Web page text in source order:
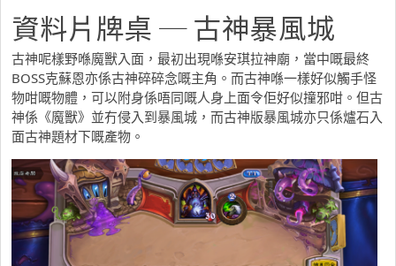
資料片牌桌 ─ 古神暴風城
古神呢樣野喺魔獸入面，最初出現喺安琪拉神廟，當中嘅最終
BOSS克蘇恩亦係古神碎碎念嘅主角。而古神喺一樣好似觸手怪
物咁嘅物體，可以附身係唔同嘅人身上面令佢好似撞邪咁。但古
神係《魔獸》並冇侵入到暴風城，而古神版暴風城亦只係爐石入
面古神題材下嘅產物。